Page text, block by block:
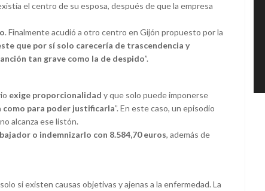
el centro de su esposa, después de que la empresa
. Finalmente acudió a otro centro en Gijón propuesto por la
que por sí solo carecería de trascendencia y
tan grave como la de despido”.
exige proporcionalidad y que solo puede imponerse
como para poder justificarla”. En este caso, un episodio
alcanza ese listón.
o indemnizarlo con 8.584,70 euros, además de
si existen causas objetivas y ajenas a la enfermedad. La